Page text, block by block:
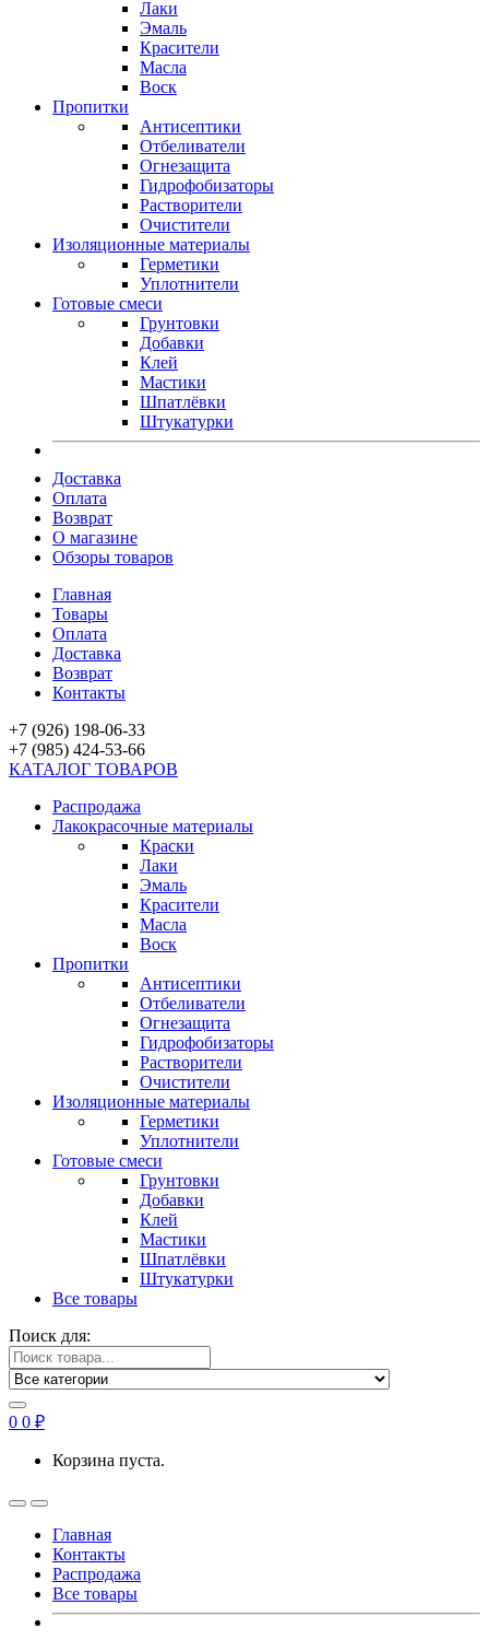
Лаки
Эмаль
Красители
Масла
Воск
Пропитки
Антисептики
Отбеливатели
Огнезащита
Гидрофобизаторы
Растворители
Очистители
Изоляционные материалы
Герметики
Уплотнители
Готовые смеси
Грунтовки
Добавки
Клей
Мастики
Шпатлёвки
Штукатурки
Доставка
Оплата
Возврат
О магазине
Обзоры товаров
Главная
Товары
Оплата
Доставка
Возврат
Контакты
+7 (926) 198-06-33
+7 (985) 424-53-66
КАТАЛОГ ТОВАРОВ
Распродажа
Лакокрасочные материалы
Краски
Лаки
Эмаль
Красители
Масла
Воск
Пропитки
Антисептики
Отбеливатели
Огнезащита
Гидрофобизаторы
Растворители
Очистители
Изоляционные материалы
Герметики
Уплотнители
Готовые смеси
Грунтовки
Добавки
Клей
Мастики
Шпатлёвки
Штукатурки
Все товары
Поиск для:
0 0 ₽
Корзина пуста.
Главная
Контакты
Распродажа
Все товары